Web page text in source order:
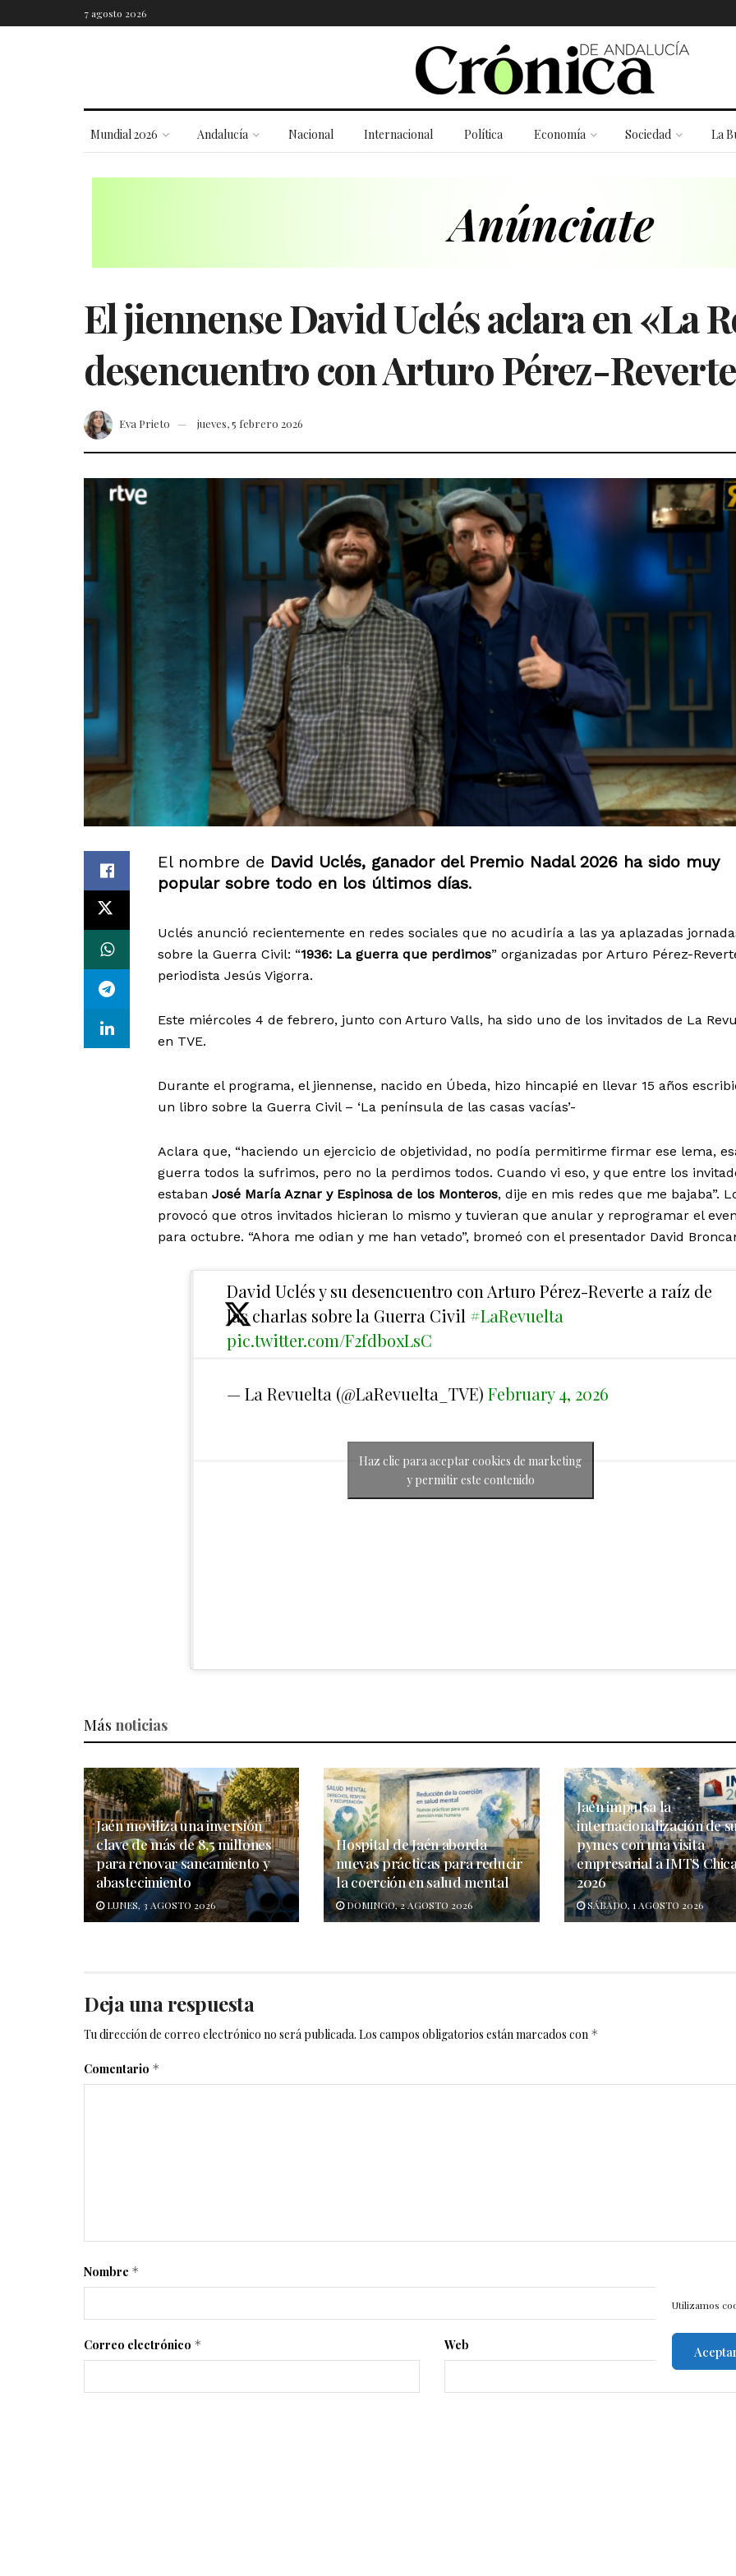
Utilizamos
7 agosto 2026
Mundial 2026 Andalucía Nacional Internacional Política Economía Sociedad La
El jiennense David Uclés aclara en «La
desencuentro con Arturo Pérez-Reverte
Eva Prieto jueves, 5 febrero 2026
El nombre de David Uclés, ganador del Premio Nadal 2026 ha sido muy
popular sobre todo en los últimos días.
Uclés anunció recientemente en redes sociales que no acudiría a las ya aplazadas
sobre la Guerra Civil: “1936: La guerra que perdimos” organizadas por Arturo Pérez-
periodista Jesús Vigorra.
Este miércoles 4 de febrero, junto con Arturo Valls, ha sido uno de los invitados de La
en TVE.
Durante el programa, el jiennense, nacido en Úbeda, hizo hincapié en llevar 15 años
un libro sobre la Guerra Civil – ‘La península de las casas vacías’-
Aclara que, “haciendo un ejercicio de objetividad, no podía permitirme firmar ese lema,
guerra todos la sufrimos, pero no la perdimos todos. Cuando vi eso, y que entre los
estaban José María Aznar y Espinosa de los Monteros, dije en mis redes que me bajaba”.
provocó que otros invitados hicieran lo mismo y tuvieran que anular y reprogramar el
para octubre. “Ahora me odian y me han vetado”, bromeó con el presentador David
David Uclés y su desencuentro con Arturo Pérez-Reverte a raíz de
las charlas sobre la Guerra Civil #LaRevuelta
pic.twitter.com/F2fdboxLsC
— La Revuelta (@LaRevuelta_TVE) February 4, 2026
Haz clic para aceptar cookies de marketing
y permitir este contenido
Más noticias
Jaén moviliza una inversión
clave de más de 8,5 millones
para renovar saneamiento y
abastecimiento
LUNES, 3 AGOSTO 2026
Hospital de Jaén aborda
nuevas prácticas para reducir
la coerción en salud mental
DOMINGO, 2 AGOSTO 2026
Jaén impulsa la
internacionalización de
pymes con una visita
empresarial a IMTS
2026
SÁBADO, 1 AGOSTO 2026
Deja una respuesta
Tu dirección de correo electrónico no será publicada. Los campos obligatorios están marcados con *
Comentario *
Nombre *
Correo electrónico * Web